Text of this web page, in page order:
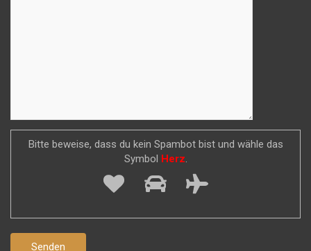
Bitte beweise, dass du kein Spambot bist und wähle das
Symbol
Herz.